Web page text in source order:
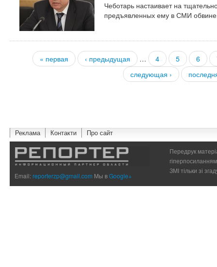
Чеботарь настаивает на
предъявленных ему в СМИ
Страницы
« первая ‹ предыдущая … 4 5 6
следующая ›
Реклама Контакти Про сайт
Email:reporterzp@gmail.com Мы вGoogle+
Передрук
ЗМІ тільки зі